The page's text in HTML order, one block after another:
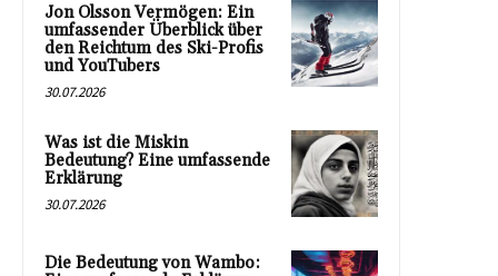
Jon Olsson Vermögen: Ein
umfassender Überblick über
den Reichtum des Ski-Profis
und YouTubers
30.07.2026
Was ist die Miskin
Bedeutung? Eine umfassende
Erklärung
30.07.2026
Die Bedeutung von Wambo: